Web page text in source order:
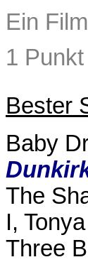
Ein
1 Punkt
Bester
Baby
The
I, Tonya
Three